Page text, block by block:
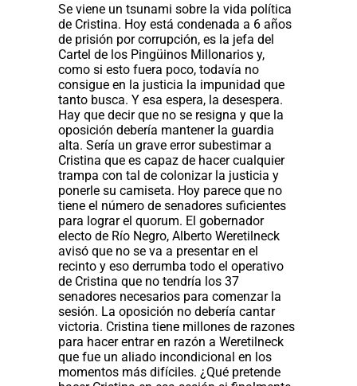
Se viene un tsunami sobre la vida política
de Cristina. Hoy está condenada a 6 años
de prisión por corrupción, es la jefa del
Cartel de los Pingüinos Millonarios y,
como si esto fuera poco, todavía no
consigue en la justicia la impunidad que
tanto busca. Y esa espera, la desespera.
Hay que decir que no se resigna y que la
oposición debería mantener la guardia
alta. Sería un grave error subestimar a
Cristina que es capaz de hacer cualquier
trampa con tal de colonizar la justicia y
ponerle su camiseta. Hoy parece que no
tiene el número de senadores suficientes
para lograr el quorum. El gobernador
electo de Río Negro, Alberto Weretilneck
avisó que no se va a presentar en el
recinto y eso derrumba todo el operativo
de Cristina que no tendría los 37
senadores necesarios para comenzar la
sesión. La oposición no debería cantar
victoria. Cristina tiene millones de razones
para hacer entrar en razón a Weretilneck
que fue un aliado incondicional en los
momentos más difíciles. ¿Qué pretende